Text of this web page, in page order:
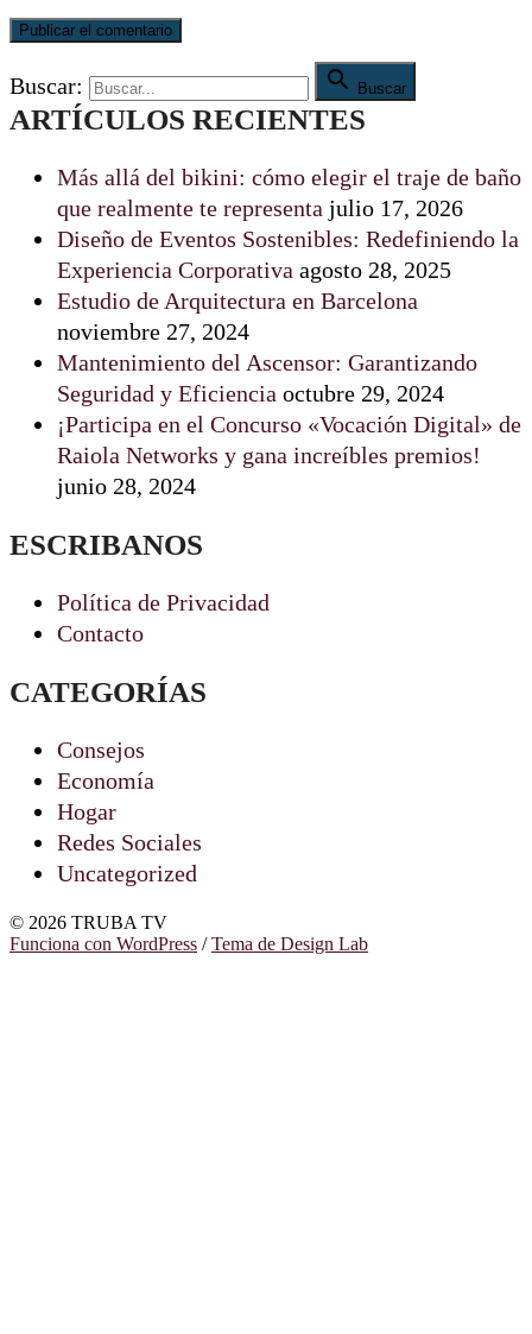
Buscar:  Buscar
ARTÍCULOS RECIENTES
Más allá del bikini: cómo elegir el traje de baño
que realmente te representa julio 17, 2026
Diseño de Eventos Sostenibles: Redefiniendo la
Experiencia Corporativa agosto 28, 2025
Estudio de Arquitectura en Barcelona
noviembre 27, 2024
Mantenimiento del Ascensor: Garantizando
Seguridad y Eficiencia octubre 29, 2024
¡Participa en el Concurso «Vocación Digital» de
Raiola Networks y gana increíbles premios!
junio 28, 2024
ESCRIBANOS
Política de Privacidad
Contacto
CATEGORÍAS
Consejos
Economía
Hogar
Redes Sociales
Uncategorized
© 2026 TRUBA TV
Funciona con WordPress /Tema de Design Lab